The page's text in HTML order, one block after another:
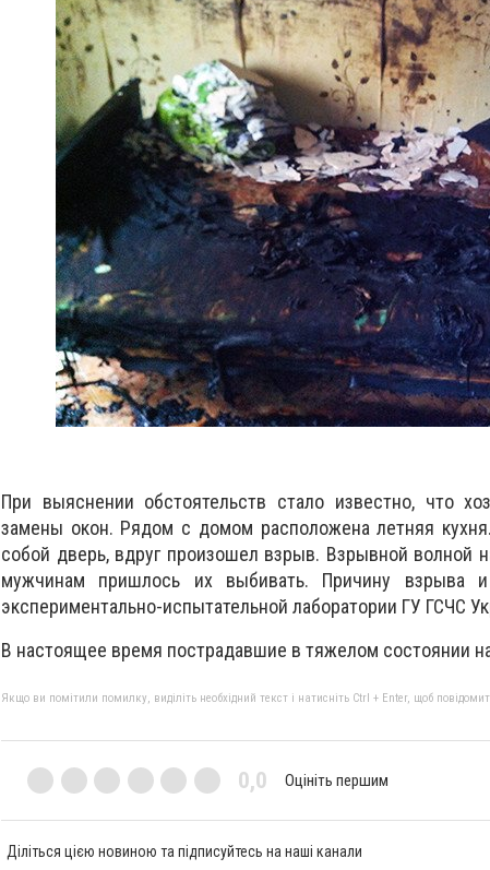
При выяснении обстоятельств стало известно, что
замены окон. Рядом с домом расположена летняя
собой дверь, вдруг произошел взрыв. Взрывной волной
мужчинам пришлось их выбивать. Причину взрыва и
экспериментально-испытательной лаборатории ГУ ГСЧС
В настоящее время пострадавшие в тяжелом состоянии
Якщо ви помітили помилку, виділіть необхідний текст і натисніть Ctrl + Enter, щоб
0,0 Оцініть першим
Діліться цією новиною та підписуйтесь на наші канали